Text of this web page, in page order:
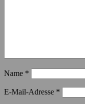
Name *
E-Mail-Adresse *